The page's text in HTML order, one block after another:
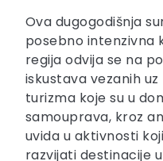
Ova dugogodišnja
posebno intenzivna
regija odvija se na
iskustava vezanih
turizma koje su u
samouprava, kroz
uvida u aktivnosti
razvijati destinacije